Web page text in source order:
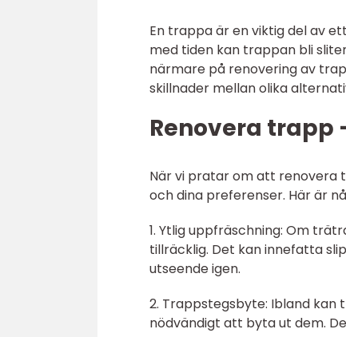
En trappa är en viktig del av
med tiden kan trappan bli
närmare på renovering av
skillnader mellan olika
Renovera trapp
När vi pratar om att renovera
och dina preferenser. Här är
1. Ytlig uppfräschning: Om
tillräcklig. Det kan innefatta
utseende igen.
2. Trappstegsbyte: Ibland kan
nödvändigt att byta ut dem.